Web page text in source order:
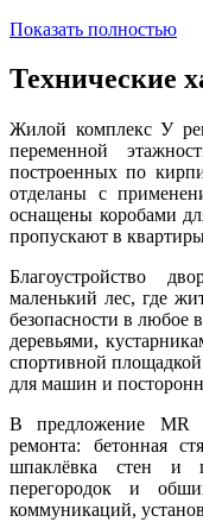
Показать полностью
Технические
Жилой комплекс У
переменной
построенных по
отделаны с
оснащены коробами
пропускают в
Благоустройство
маленький лес, где
безопасности в любое
деревьями,
спортивной
для машин и
В предложение MR
ремонта: бетонная
шпаклёвка стен и
перегородок и
коммуникаций,